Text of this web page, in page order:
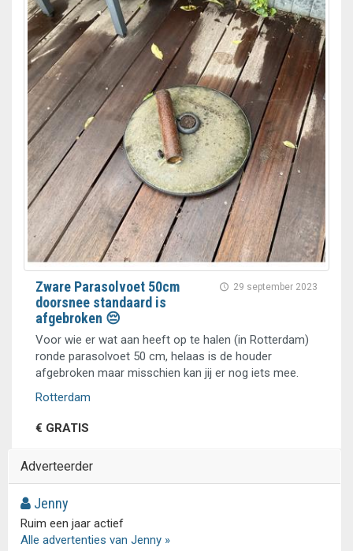
29 september 2023
Zware Parasolvoet 50cm
doorsnee standaard is
afgebroken 😔
Voor wie er wat aan heeft op te halen (in Rotterdam)
ronde parasolvoet 50 cm, helaas is de houder
afgebroken maar misschien kan jij er nog iets mee.
Rotterdam
€ GRATIS
Adverteerder
Jenny
Ruim een jaar actief
Alle advertenties van Jenny »